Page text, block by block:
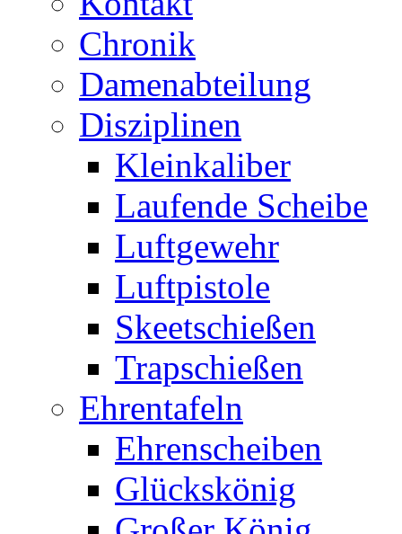
Chronik
Damenabteilung
Disziplinen
Kleinkaliber
Laufende Scheibe
Luftgewehr
Luftpistole
Skeetschießen
Trapschießen
Ehrentafeln
Ehrenscheiben
Glückskönig